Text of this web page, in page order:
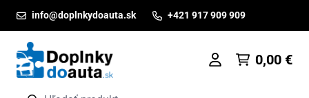
info@doplnkydoauta.sk +421 917 909 909
0,00 €